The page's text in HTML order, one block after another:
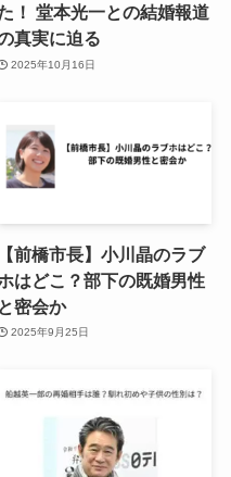
！ 堂本光一との結婚報道
真実に迫る
2025年10月16日
【前橋市長】小川晶のラブ
はどこ？部下の既婚男性
と密会か
2025年9月25日